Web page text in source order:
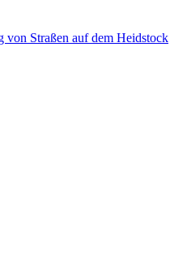
von Straßen auf dem Heidstock